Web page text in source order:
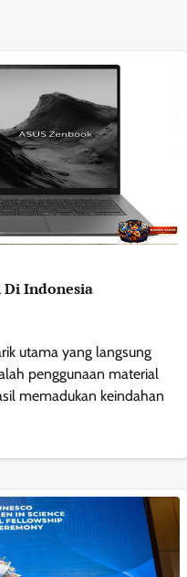
Di Indonesia
utama yang langsung
penggunaan material
memadukan keindahan